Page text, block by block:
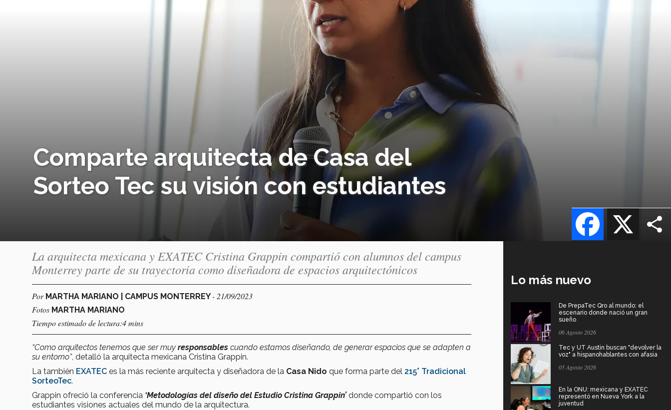
Comparte arquitecta de Casa del
Sorteo Tec su visión con estudiantes
X
Facebook
La arquitecta mexicana y EXATEC Cristina Grappin compartió con alumnos del campus
Monterrey parte de su trayectoria como diseñadora de espacios arquitectónicos
Por MARTHA MARIANO | CAMPUS MONTERREY- 21/09/2023
Fotos MARTHA MARIANO
Tiempo estimado de lectura:4 mins
“Como arquitectos tenemos que ser muy responsables cuando estamos diseñando, de generar espacios que se adapten a
su entorno”, detalló la arquitecta mexicana Cristina Grappin.
La también EXATEC es la más reciente arquitecta y diseñadora de la Casa Nido que forma parte del 215° Tradicional
SorteoTec.
Grappin ofreció la conferencia ‘Metodologías del diseño del Estudio Cristina Grappin’donde compartió con los
estudiantes visiones actuales del mundo de la arquitectura.
Lo más nuevo
De PrepaTec Qro al mundo: el
escenario donde nació un gran
sueño
06 Agosto 2026
Tec y UT Austin buscan "devolver la
voz" a hispanohablantes con afasia
05 Agosto 2026
En la ONU: mexicana y EXATEC
representó en Nueva York a la
juventud